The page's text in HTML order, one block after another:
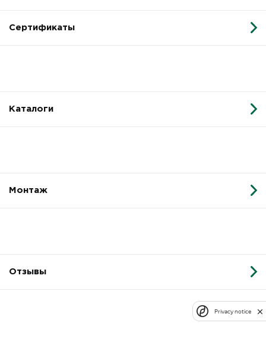
Сертификаты
Каталоги
Монтаж
Отзывы
Privacy notice